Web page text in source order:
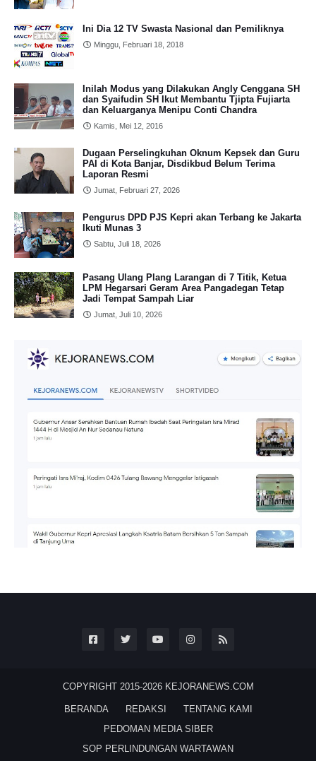
Ini Dia 12 TV Swasta Nasional dan Pemiliknya
Minggu, Februari 18, 2018
Inilah Modus yang Dilakukan Angly Cenggana SH
dan Syaifudin SH Ikut Membantu Tjipta Fujiarta
dan Keluarganya Menipu Conti Chandra
Kamis, Mei 12, 2016
Dugaan Perselingkuhan Oknum Kepsek dan Guru
PAI di Kota Banjar, Disdikbud Belum Terima
Laporan Resmi
Jumat, Februari 27, 2026
Pengurus DPD PJS Kepri akan Terbang ke Jakarta
Ikuti Munas 3
Sabtu, Juli 18, 2026
Pasang Ulang Plang Larangan di 7 Titik, Ketua
LPM Hegarsari Geram Area Pangadegan Tetap
Jadi Tempat Sampah Liar
Jumat, Juli 10, 2026
COPYRIGHT 2015-2026 KEJORANEWS.COM
BERANDA REDAKSI
TENTANG KAMI
PEDOMAN MEDIA SIBER
SOP PERLINDUNGAN WARTAWAN